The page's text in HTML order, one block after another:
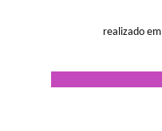
realizado em